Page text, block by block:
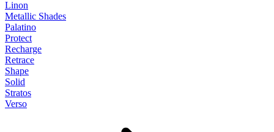
Linon
Metallic Shades
Palatino
Protect
Recharge
Retrace
Shape
Solid
Stratos
Verso